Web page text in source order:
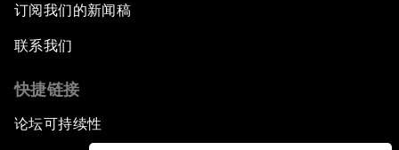
订阅我们的新闻稿
联系我们
快捷链接
论坛可持续性